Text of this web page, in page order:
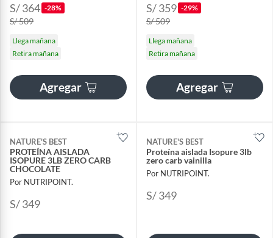
S/ 364 -28%
S/ 509
Llega mañana
Retira mañana
Agregar
S/ 359 -29%
S/ 509
Llega mañana
Retira mañana
Agregar
NATURE'S BEST
PROTEÍNA AISLADA
ISOPURE 3LB ZERO CARB
CHOCOLATE
Por NUTRIPOINT.
S/ 349
NATURE'S BEST
Proteína aislada Isopure 3lb
zero carb vainilla
Por NUTRIPOINT.
S/ 349